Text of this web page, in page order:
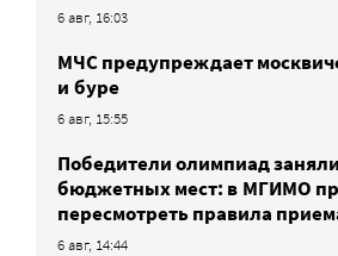
6 авг, 16:03
МЧС предупреждает
и буре
6 авг, 15:55
Победители олимпиад
бюджетных мест: в МГИМО
пересмотреть правила
6 авг, 14:44